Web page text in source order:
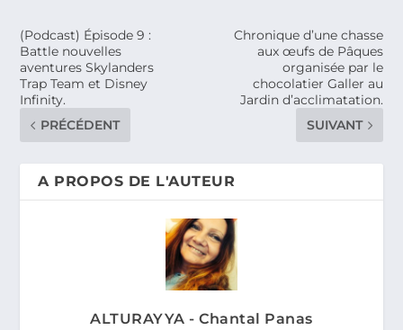
(Podcast) Épisode 9 :
Battle nouvelles
aventures Skylanders
Trap Team et Disney
Infinity.
PRÉCÉDENT
Chronique d’une chasse
aux œufs de Pâques
organisée par le
chocolatier Galler au
Jardin d’acclimatation.
SUIVANT
A PROPOS DE L'AUTEUR
ALTURAYYA - Chantal Panas